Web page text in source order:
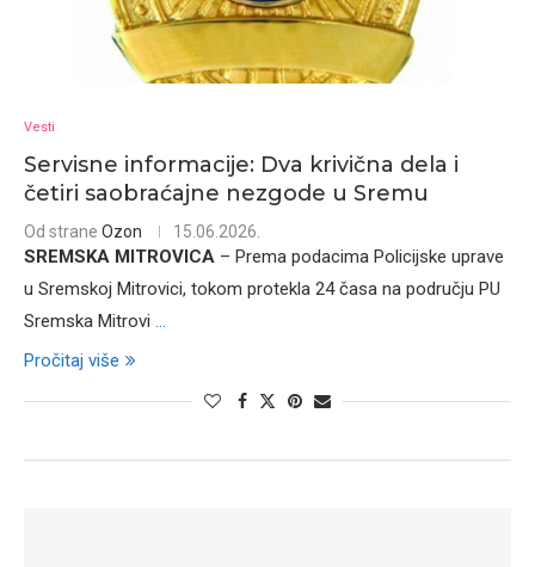
Vesti
Servisne informacije: Dva krivična dela i
četiri saobraćajne nezgode u Sremu
Od strane Ozon 15.06.2026.
SREMSKA MITROVICA – Prema podacima Policijske uprave
u Sremskoj Mitrovici, tokom protekla 24 časa na području PU
Sremska Mitrovi ...
Pročitaj više